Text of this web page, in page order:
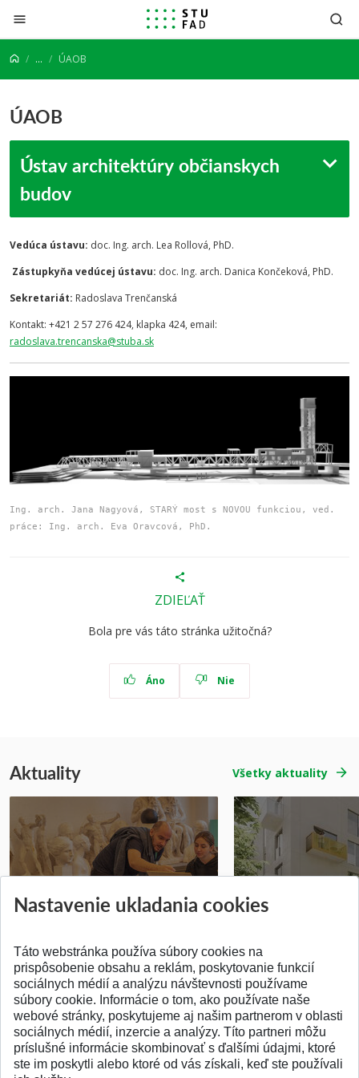
Prejsť na obsah
... ÚAOB
ÚAOB
Ústav architektúry občianskych
budov
Vedúca ústavu: doc. Ing. arch. Lea Rollová, PhD.
Zástupkyňa vedúcej ústavu: doc. Ing. arch. Danica Končeková, PhD.
Sekretariát: Radoslava Trenčanská
Kontakt: +421 2 57 276 424, klapka 424, email:
radoslava.trencanska@stuba.sk
Ing. arch. Jana Nagyová, STARÝ most s NOVOU funkciou, ved.
práce: Ing. arch. Eva Oravcová, PhD.
ZDIEĽAŤ
Bola pre vás táto stránka užitočná?
Áno Nie
Aktuality Všetky aktuality
Pridané 14.07.2026 Pridané 03.07.2026
SPÄŤ NA VRCH
Nastavenie ukladania cookies
Táto webstránka používa súbory cookies na
prispôsobenie obsahu a reklám, poskytovanie funkcií
sociálnych médií a analýzu návštevnosti používame
súbory cookie. Informácie o tom, ako používate naše
webové stránky, poskytujeme aj našim partnerom v oblasti
sociálnych médií, inzercie a analýzy. Títo partneri môžu
príslušné informácie skombinovať s ďalšími údajmi, ktoré
ste im poskytli alebo ktoré od vás získali, keď ste používali